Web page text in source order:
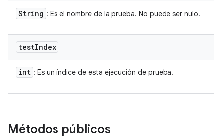
String : Es el nombre de la prueba. No puede ser nulo.
testIndex
int : Es un índice de esta ejecución de prueba.
Métodos públicos